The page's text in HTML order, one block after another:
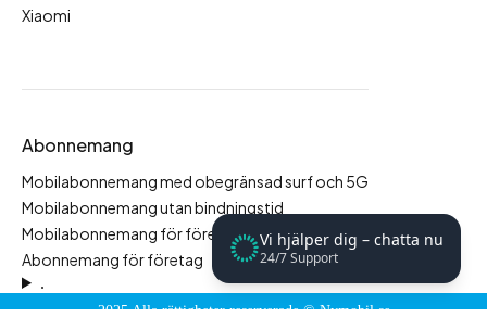
Vi hjälper dig – chatta nu
24/7 Support
Xiaomi
Abonnemang
Mobilabonnemang med obegränsad surf och 5G
Mobilabonnemang utan bindningstid
Mobilabonnemang för företag
Abonnemang för företag
.
2025 Alla rättigheter reserverade ©Nymobil.se